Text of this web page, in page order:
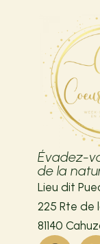
Évadez-
de la
Lieu dit
225 Rte de
81140